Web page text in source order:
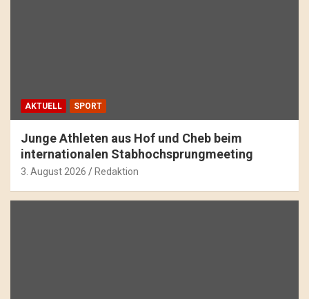
AKTUELL SPORT
Junge Athleten aus Hof und Cheb beim
internationalen Stabhochsprungmeeting
3. August 2026 Redaktion